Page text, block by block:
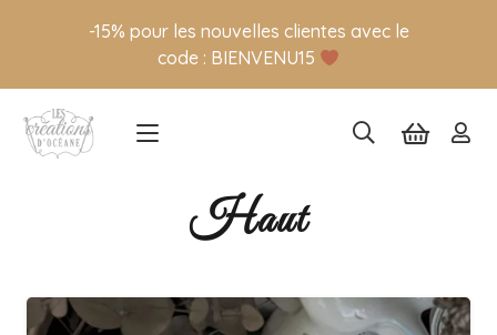
-15% pour les nouvelles clientes avec le
code : BIENVENU15
Haut